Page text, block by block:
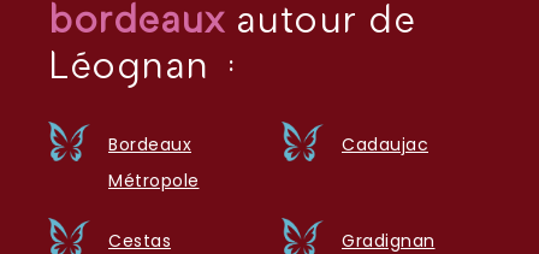
bordeauxautour de
Léognan :
Bordeaux
Métropole
Cadaujac
Cestas Gradignan